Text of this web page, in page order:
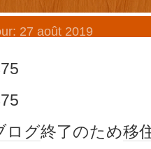
27 août 2019
ログ終了のため移